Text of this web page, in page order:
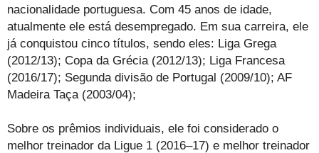
nacionalidade portuguesa. Com 45 anos de idade,
atualmente ele está desempregado. Em sua carreira, ele
já conquistou cinco títulos, sendo eles: Liga Grega
(2012/13); Copa da Grécia (2012/13); Liga Francesa
(2016/17); Segunda divisão de Portugal (2009/10); AF
Madeira Taça (2003/04);
Sobre os prêmios individuais, ele foi considerado o
melhor treinador da Ligue 1 (2016–17) e melhor treinador